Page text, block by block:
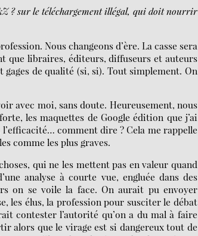
? sur le téléchargement illégal, qui doit nourrir
Nous changeons d’ère. La casse sera
que libraires, éditeurs, diffuseurs et auteurs
gages de qualité (si, si). Tout simplement. On
avec moi, sans doute. Heureusement, nous
les maquettes de Google édition que j’ai
comment dire ? Cela me rappelle
comme les plus graves.
qui ne les mettent pas en valeur quand
analyse à courte vue, engluée dans des
on se voile la face. On aurait pu envoyer
les élus, la profession pour susciter le débat
contester l’autorité qu’on a du mal à faire
alors que le virage est si dangereux tout de